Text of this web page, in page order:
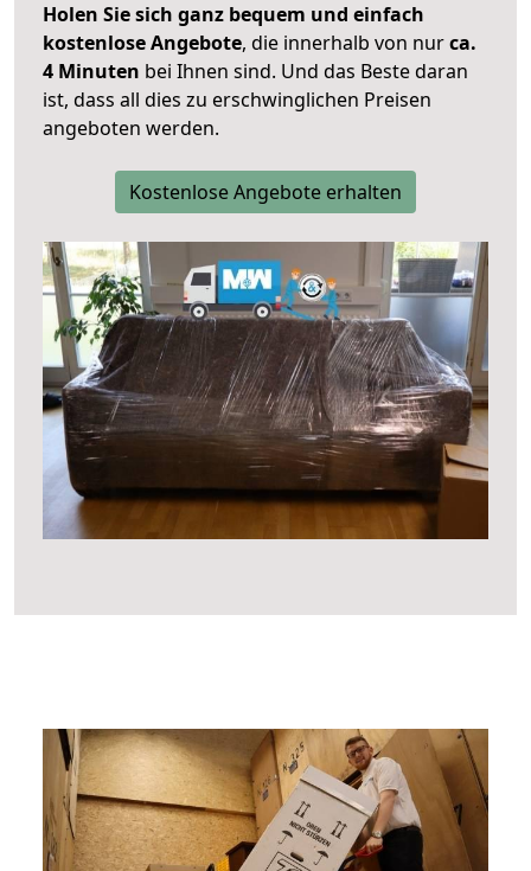
Holen Sie sich ganz bequem und einfach
kostenlose Angebote, die innerhalb von nurca.
4 Minuten bei Ihnen sind. Und das Beste daran
ist, dass all dies zu erschwinglichen Preisen
angeboten werden.
Kostenlose Angebote erhalten